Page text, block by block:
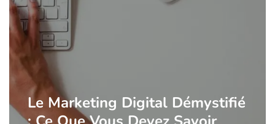
Le Marketing Digital Démystifié